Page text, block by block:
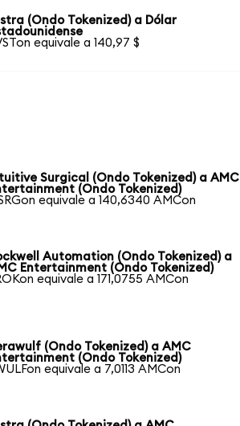
(Ondo Tokenized) a Dólar
equivale a 140,97 $
Surgical (Ondo Tokenized) a AMC
(Ondo Tokenized)
equivale a 140,6340 AMCon
Automation (Ondo Tokenized) a
Entertainment (Ondo Tokenized)
equivale a 171,0755 AMCon
(Ondo Tokenized) a AMC
(Ondo Tokenized)
equivale a 7,0113 AMCon